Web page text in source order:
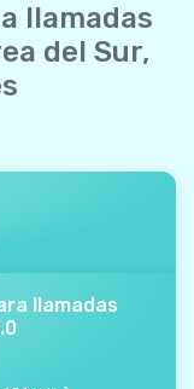
llamadas
del Sur,
llamadas